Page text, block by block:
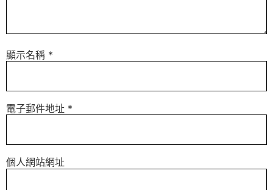
顯示名稱 *
電子郵件地址 *
個人網站網址